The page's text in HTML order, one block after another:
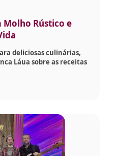
Molho Rústico e
deliciosas culinárias,
Láua sobre as receitas